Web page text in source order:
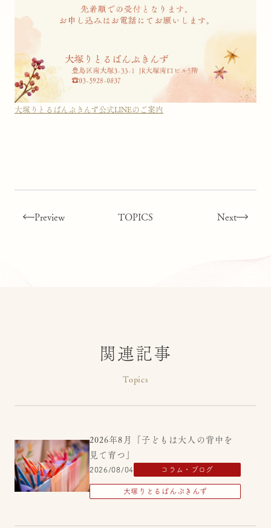
大塚りとるぱんぷきんず公式LINEのご案内
Preview TOPICS Next
関連記事
Topics
2026年8月「子どもは大人の背中を
見て育つ」
2026/08/04 コラム・ブログ
大塚りとるぱんぷきんず